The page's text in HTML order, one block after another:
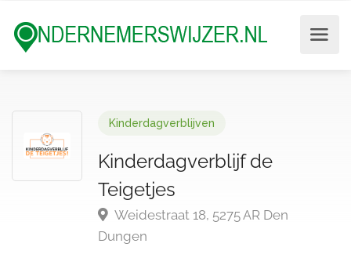
Kinderdagverblijven
Kinderdagverblijf de
Teigetjes
Weidestraat 18, 5275 AR Den
Dungen